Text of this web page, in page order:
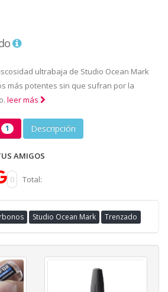
ultrabaja de Studio Ocean Mark
más potentes sin que sufran por la
leer más
1 Descripción
AMIGOS
0 Total:
Studio Ocean Mark Trenzado